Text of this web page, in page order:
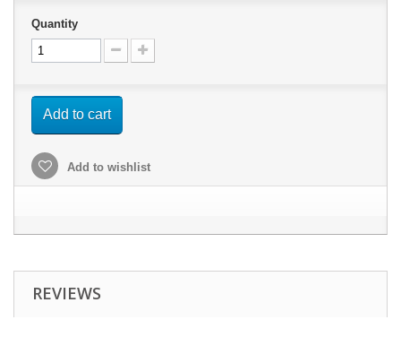
Quantity
Add to cart
Add to wishlist
REVIEWS